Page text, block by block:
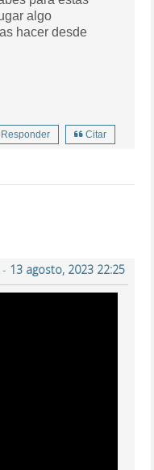
algo
hacer desde
Responder Citar
- 13 agosto, 2023 22:25